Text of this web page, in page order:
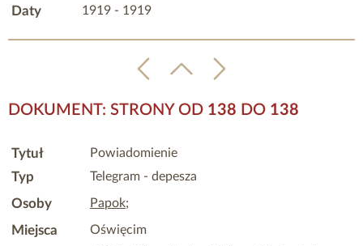
Daty 1919 - 1919
DOKUMENT: STRONY OD 138 DO 138
Tytuł Powiadomienie
Typ Telegram - depesza
Osoby Papok;
Miejsca Oświęcim